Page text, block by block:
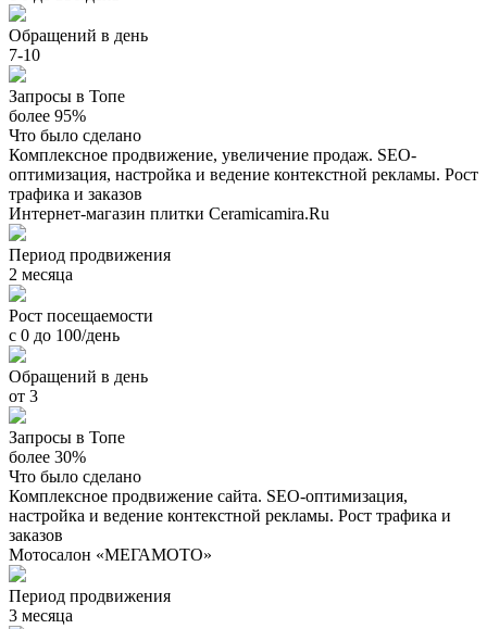
Обращений в день
7-10
Запросы в Топе
более 95%
Что было сделано
Комплексное продвижение, увеличение продаж. SEO-
оптимизация, настройка и ведение контекстной рекламы. Рост
трафика и заказов
Интернет-магазин плитки Ceramicamira.Ru
Период продвижения
2 месяца
Рост посещаемости
с 0 до 100/день
Обращений в день
от 3
Запросы в Топе
более 30%
Что было сделано
Комплексное продвижение сайта. SEO-оптимизация,
настройка и ведение контекстной рекламы. Рост трафика и
заказов
Мотосалон «МЕГАМОТО»
Период продвижения
3 месяца